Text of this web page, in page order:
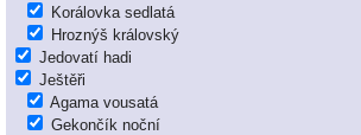
Korálovka sedlatá
Hroznýš královský
Jedovatí hadi
Ještěři
Agama vousatá
Gekončík noční